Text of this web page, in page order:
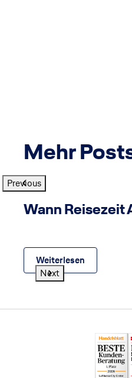
Mehr
Previous
Wann Reisezeit
Weiterlesen
Next